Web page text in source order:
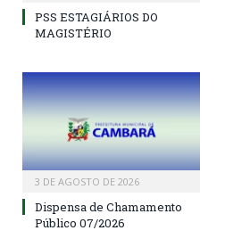
PSS ESTAGIÁRIOS DO
MAGISTÉRIO
3 DE AGOSTO DE 2026
Dispensa de Chamamento
Público 07/2026